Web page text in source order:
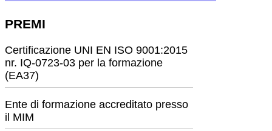
PREMI
Certificazione UNI EN ISO 9001:2015
nr. IQ-0723-03 per la formazione
(EA37)
Ente di formazione accreditato presso
il MIM